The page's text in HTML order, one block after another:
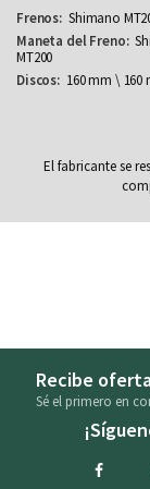
Shimano
MT200
160 mm \ 160
El fabricante se
Recibe
Sé el primero en